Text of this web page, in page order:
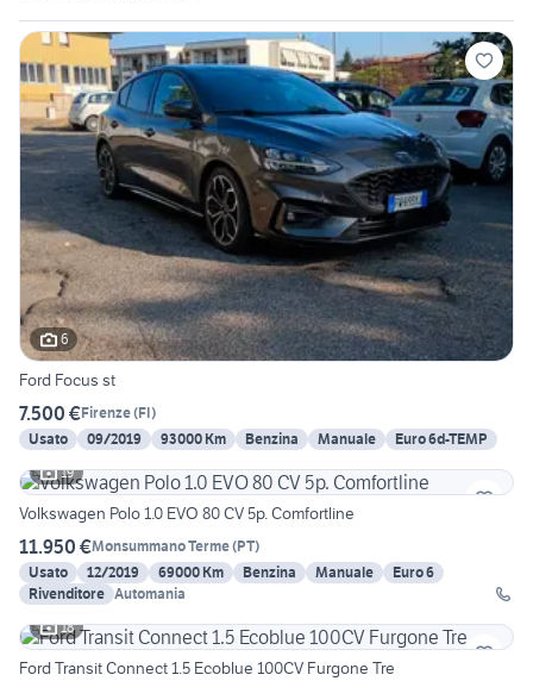
6
Ford Focus st
7.500 €Firenze(FI)
Usato
09/2019 93000 Km Benzina Manuale
Euro 6d-TEMP
19
Volkswagen Polo 1.0 EVO 80 CV 5p. Comfortline
11.950 €Monsummano Terme(PT)
Usato
12/2019 69000 Km Benzina Manuale
Euro 6
Rivenditore Automania
18
Ford Transit Connect 1.5 Ecoblue 100CV Furgone Tre